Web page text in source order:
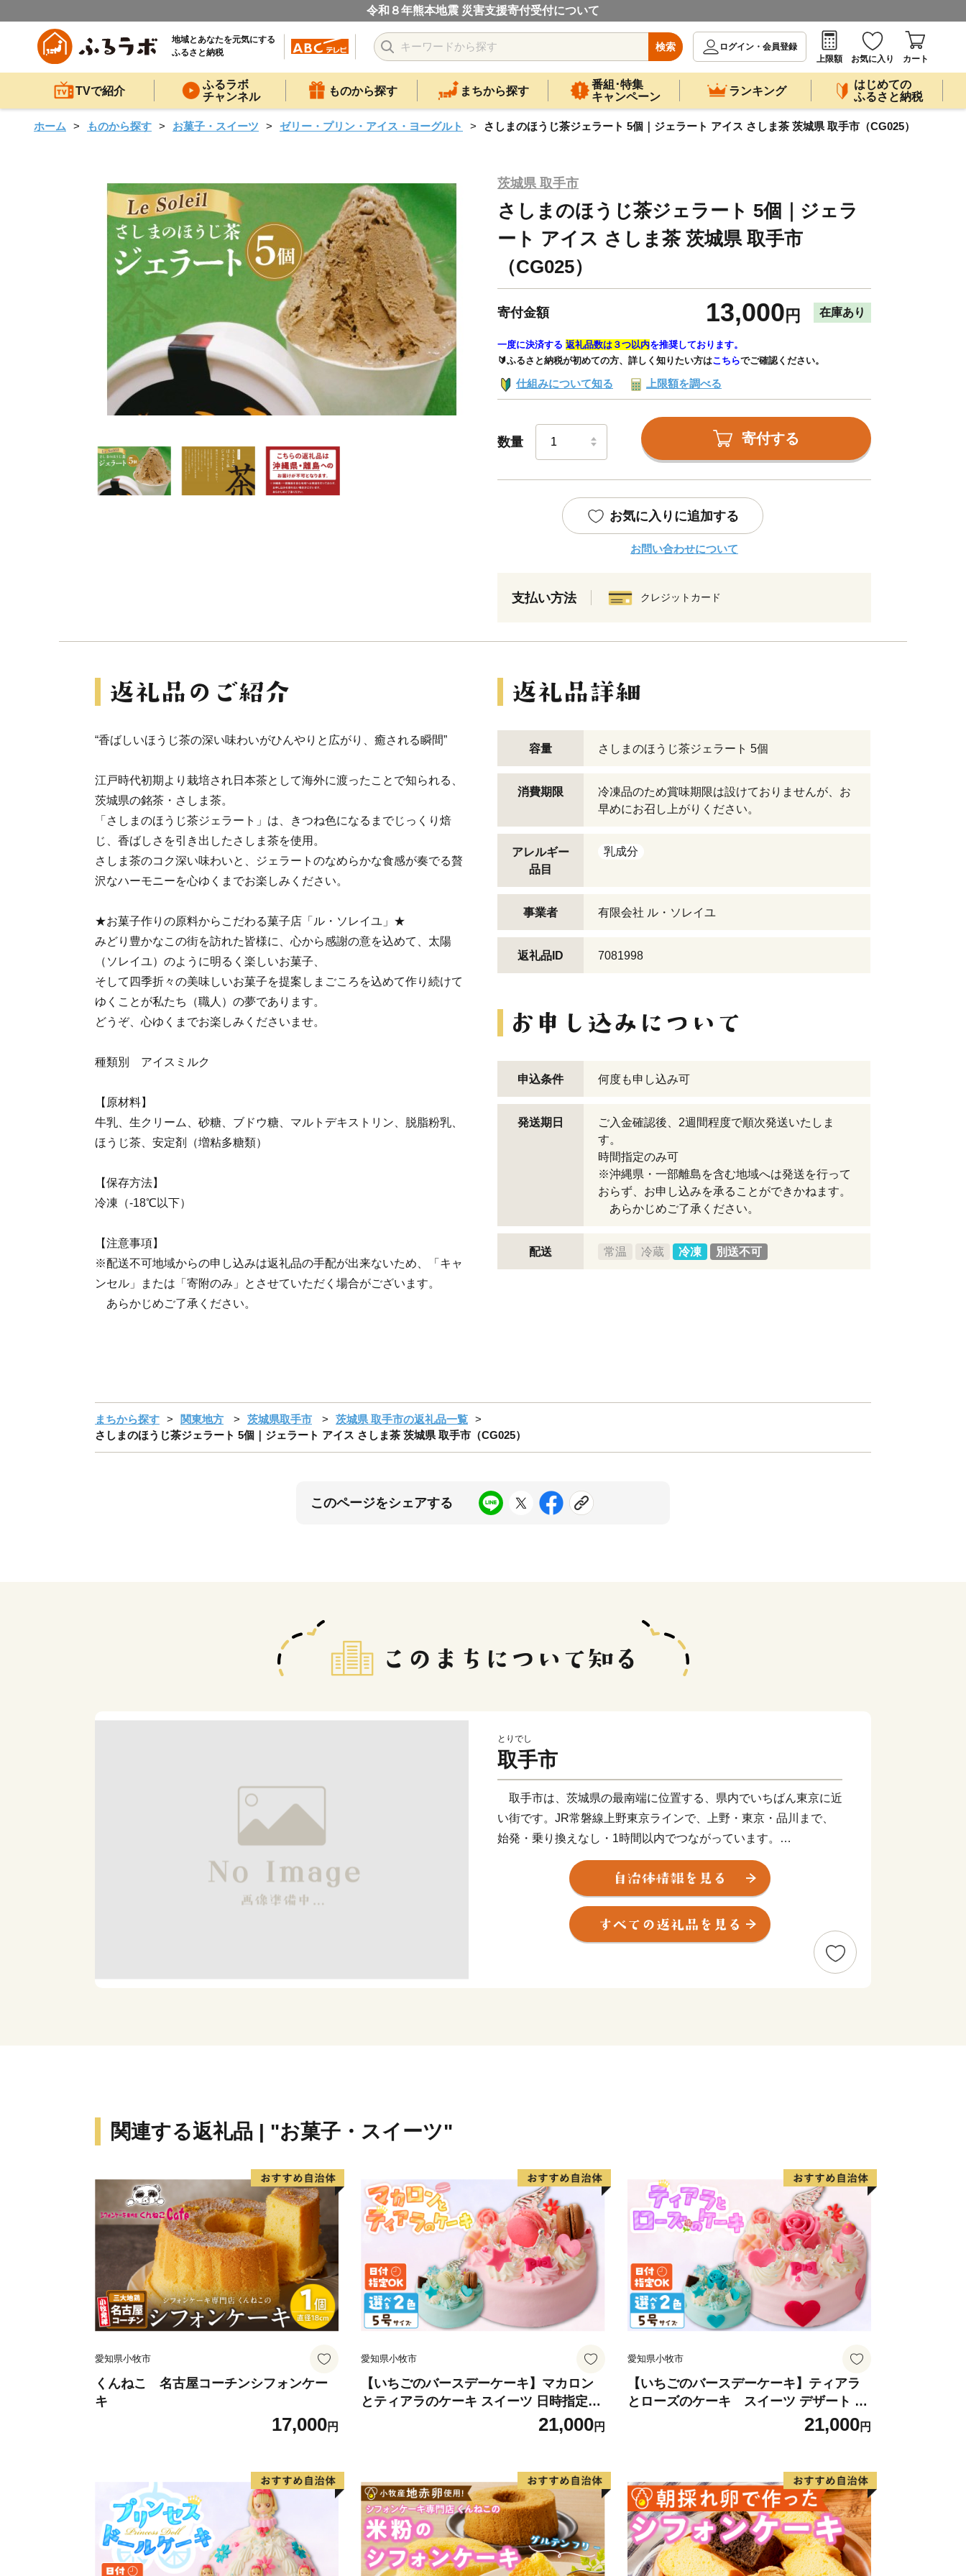
令和８年熊本地震 災害支援寄付受付について
地域とあなたを元気にする
ふるさと納税
検索
ログイン・会員登録
上限額
お気に入り カート
TVで紹介
ふるラボ
チャンネル
ものから探す まちから探す
番組･特集
キャンペーン
ランキング
はじめての
ふるさと納税
ホーム ものから探す お菓子・スイーツ ゼリー・プリン・アイス・ヨーグルト さしまのほうじ茶ジェラート 5個｜ジェラート アイス さしま茶 茨城県 取手市（CG025）
茨城県 取手市
さしまのほうじ茶ジェラート 5個｜ジェラ
ート アイス さしま茶 茨城県 取手市
（CG025）
寄付金額 13,000 円 在庫あり
一度に決済する 返礼品数は３つ以内を推奨しております。
🔰ふるさと納税が初めての方、詳しく知りたい方はこちらでご確認ください。
仕組みについて知る 上限額を調べる
数量 寄付する
お気に入りに追加する
お問い合わせについて
支払い方法 クレジットカード
“香ばしいほうじ茶の深い味わいがひんやりと広がり、癒される瞬間”
江戸時代初期より栽培され日本茶として海外に渡ったことで知られる、
茨城県の銘茶・さしま茶。
「さしまのほうじ茶ジェラート」は、きつね色になるまでじっくり焙
じ、香ばしさを引き出したさしま茶を使用。
さしま茶のコク深い味わいと、ジェラートのなめらかな食感が奏でる贅
沢なハーモニーを心ゆくまでお楽しみください。
★お菓子作りの原料からこだわる菓子店「ル・ソレイユ」★
みどり豊かなこの街を訪れた皆様に、心から感謝の意を込めて、太陽
（ソレイユ）のように明るく楽しいお菓子、
そして四季折々の美味しいお菓子を提案しまごころを込めて作り続けて
ゆくことが私たち（職人）の夢であります。
どうぞ、心ゆくまでお楽しみくださいませ。
種類別 アイスミルク
【原材料】
牛乳、生クリーム、砂糖、ブドウ糖、マルトデキストリン、脱脂粉乳、
ほうじ茶、安定剤（増粘多糖類）
【保存方法】
冷凍（-18℃以下）
【注意事項】
※配送不可地域からの申し込みは返礼品の手配が出来ないため、「キャ
ンセル」または「寄附のみ」とさせていただく場合がございます。
あらかじめご了承ください。
容量 さしまのほうじ茶ジェラート 5個
消費期限
冷凍品のため賞味期限は設けておりませんが、お
早めにお召し上がりください。
アレルギー
品目
乳成分
事業者 有限会社 ル・ソレイユ
返礼品ID 7081998
申込条件 何度も申し込み可
発送期日
ご入金確認後、2週間程度で順次発送いたしま
す。
時間指定のみ可
※沖縄県・一部離島を含む地域へは発送を行って
おらず、お申し込みを承ることができかねます。
あらかじめご了承ください。
配送 常温 冷蔵 冷凍 別送不可
まちから探す 関東地方 茨城県取手市
茨城県 取手市の返礼品一覧
さしまのほうじ茶ジェラート 5個｜ジェラート アイス さしま茶 茨城県 取手市（CG025）
このページをシェアする
とりでし
取手市
取手市は、茨城県の最南端に位置する、県内でいちばん東京に近
い街です。JR常磐線上野東京ラインで、上野・東京・品川まで、
始発・乗り換えなし・1時間以内でつながっています。
また、南を利根川、北を小貝川に囲まれた、水と自然の豊かな街
でもあります。各所で楽しめる四季折々の美しい風景は、とても東
京から1時間圏内とは思えません。どこか懐かしい、けれど新しい
風景がここにはあります。
関連する返礼品 | "お菓子・スイーツ"
愛知県小牧市
くんねこ 名古屋コーチンシフォンケー
キ
17,000円
愛知県小牧市
【いちごのバースデーケーキ】マカロン
とティアラのケーキ スイーツ 日時指定可
デザート 洋菓子 お取り寄せ 愛知県 小牧
市 送料無料 誕生日 クリスマス お祝い マ
21,000円
愛知県小牧市
【いちごのバースデーケーキ】ティアラ
とローズのケーキ スイーツ デザート 洋
菓子 お取り寄せ 愛知県 小牧市 送料無料
誕生日 クリスマス お祝い ばら 花 フラワ
21,000円